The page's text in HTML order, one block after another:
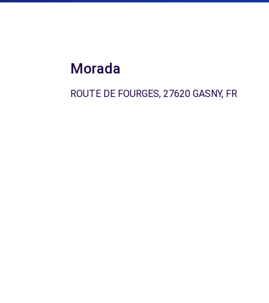
Morada
ROUTE DE FOURGES, 27620 GASNY, FR